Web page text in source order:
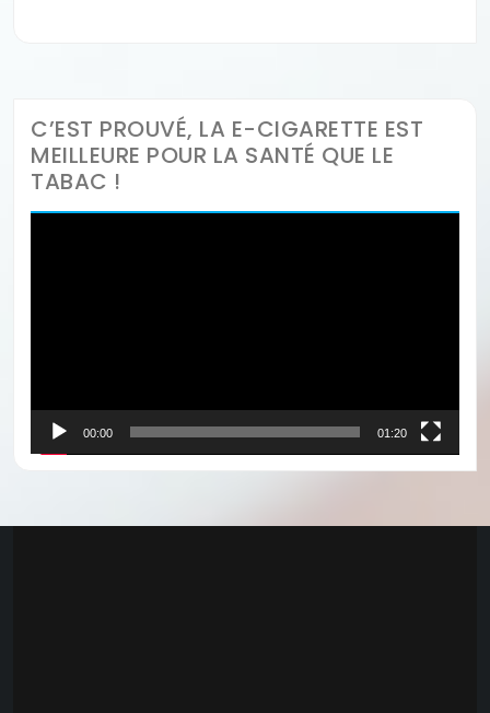
C’EST PROUVÉ, LA E-CIGARETTE EST
MEILLEURE POUR LA SANTÉ QUE LE
TABAC !
00:00 01:20